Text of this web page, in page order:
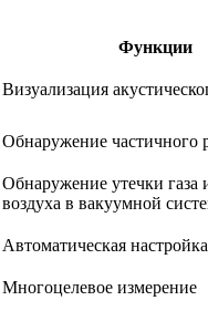
Функции
Визуализация
Обнаружение частичного
Обнаружение утечки газа
воздуха в вакуумной
Автоматическая
Многоцелевое измерение